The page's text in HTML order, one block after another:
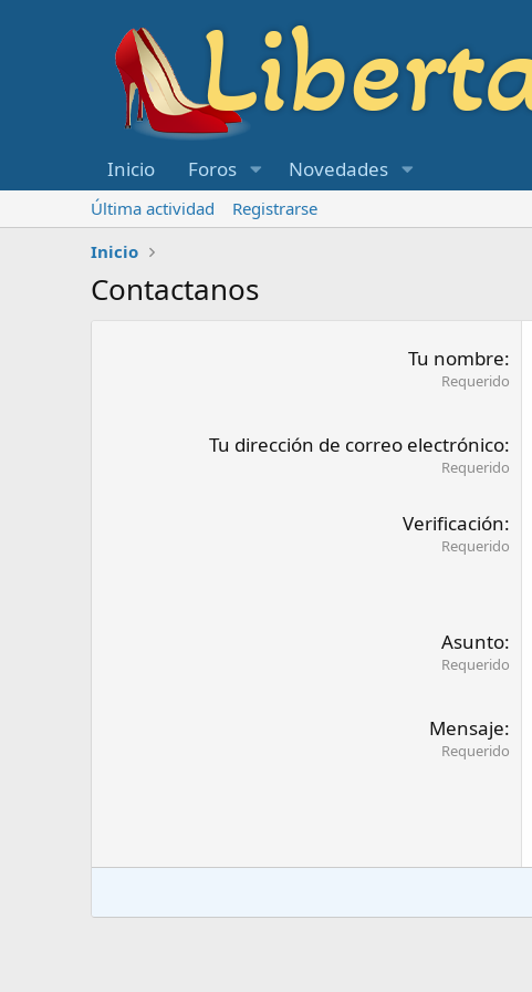
Inicio Foros Novedades
Última actividad
Registrarse
Inicio
Contactanos
Tu nombre
Requerido
Tu dirección de correo electrónico
Requerido
Verificación
Requerido
Asunto
Requerido
Mensaje
Requerido